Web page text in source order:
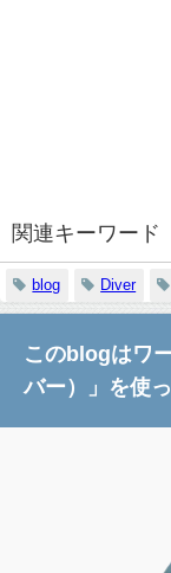
関連キーワード
blog Diver
このblogはワ
バー）」を使